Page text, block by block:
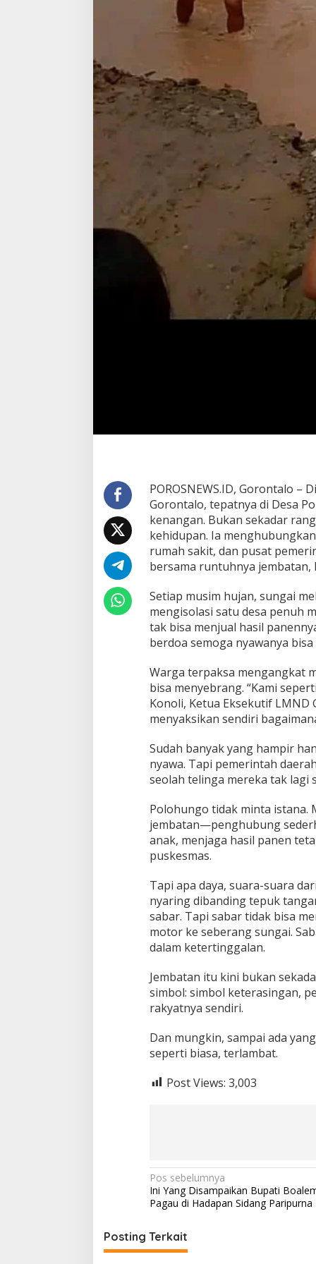
POROSNEWS.ID, Gorontalo
Gorontalo, tepatnya di Desa
kenangan. Bukan sekadar
kehidupan. Ia
rumah sakit, dan pusat
bersama runtuhnya
Setiap musim hujan, sungai
mengisolasi satu desa penuh
tak bisa menjual hasil
berdoa semoga nyawanya
Warga terpaksa mengangkat
bisa menyebrang. “Kami
Konoli, Ketua Eksekutif
menyaksikan sendiri
Sudah banyak yang hampir
nyawa. Tapi pemerintah
seolah telinga mereka tak
Polohungo tidak minta istana.
jembatan—penghubung
anak, menjaga hasil panen
puskesmas.
Tapi apa daya, suara-suara
nyaring dibanding tepuk
sabar. Tapi sabar tidak bisa
motor ke seberang sungai.
dalam ketertinggalan.
Jembatan itu kini bukan
simbol: simbol keterasingan,
rakyatnya sendiri.
Dan mungkin, sampai ada
seperti biasa, terlambat.
Post Views: 3,003
N
a
i
Pos sebelumnya
Ini Yang Disampaikan Bupati
Pagau di Hadapan Sidang Paripurna
Posting Terkait